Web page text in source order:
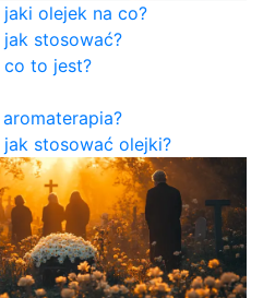
olejek na co?
stosować?
co to jest?
stosować olejki?